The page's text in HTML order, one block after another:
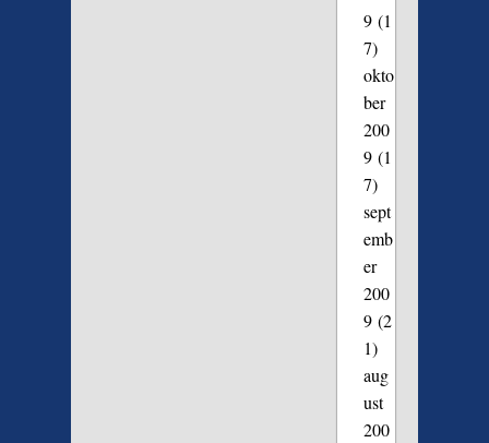
9(1
7)
okto
ber
200
9(1
7)
sept
emb
er
200
9(2
1)
aug
ust
200